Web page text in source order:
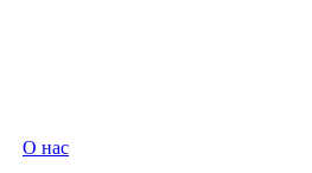
О нас